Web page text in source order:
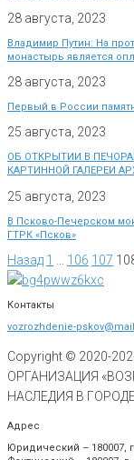
28 августа, 2023
Владимир Путин: На
монастырь является
28 августа, 2023
Первый в России
25 августа, 2023
ОБ ОТКРЫТИИ В
КАРТИННОЙ ГАЛЕРЕИ
25 августа, 2023
В Псково-Печерском
ГТРК «Псков»
Назад 1 106 107
Контакты
vozrozhdenie-
Copyright © 2020-
ОРГАНИЗАЦИЯ
НАСЛЕДИЯ В
Адрес
Юридический – 180007,